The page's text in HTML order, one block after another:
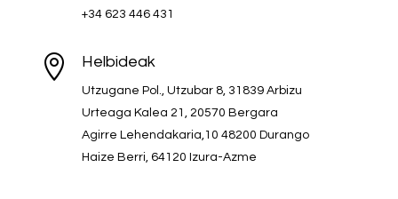
+34 623 446 431
 Helbideak
Utzugane Pol., Utzubar 8, 31839 Arbizu
Urteaga Kalea 21, 20570 Bergara
Agirre Lehendakaria,10 48200 Durango
Haize Berri, 64120 Izura-Azme